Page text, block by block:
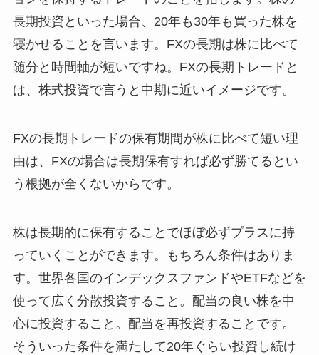
長期投資といった場合、20年も30年も買った株を
寝かせることを言います。FXの長期は株に比べて
随分と時間軸が短いですね。FXの長期トレードと
は、株式投資で言うと中期に近いイメージです。
FXの長期トレードの保有期間が株に比べて短い理
由は、FXの場合は長期保有すれば必ず勝てるとい
う根拠が全くないからです。
株は長期的に保有することでほぼ必ずプラスに持
っていくことができます。もちろん条件はありま
す。世界各国のインデックスファンドやETFなどを
使って広く分散投資すること。配当の良い株を中
心に投資すること。配当を再投資することです。
そういった条件を満たして20年ぐらい投資し続け